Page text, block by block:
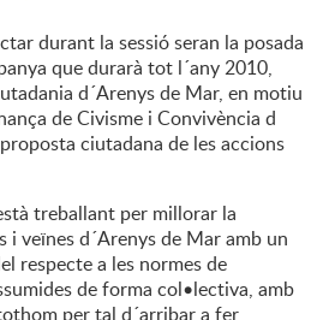
durant la sessió seran la posada
que durarà tot l´any 2010,
d´Arenys de Mar, en motiu
de Civisme i Convivència d
ciutadana de les accions
treballant per millorar la
veïnes d´Arenys de Mar amb un
respecte a les normes de
de forma col•lectiva, amb
per tal d´arribar a fer